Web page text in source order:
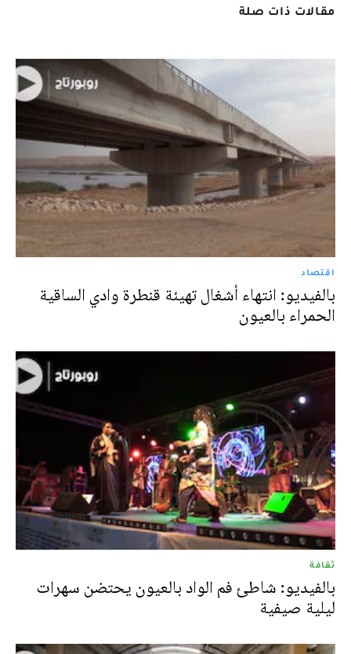
مقالات ذات صلة
اقتصاد
بالفيديو: انتهاء أشغال تهيئة قنطرة وادي الساقية
الحمراء بالعيون
ثقافة
بالفيديو: شاطئ فم الواد بالعيون يحتضن سهرات
ليلية صيفية